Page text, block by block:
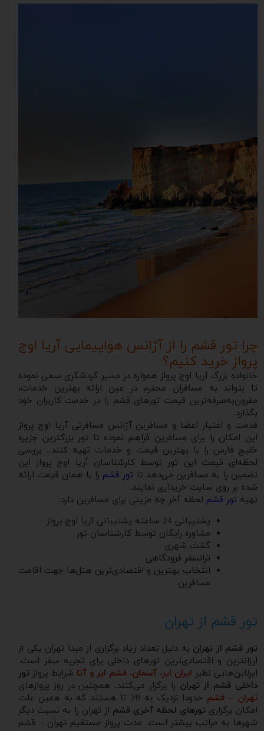
چرا تور قشم را از آژانس هواپیمایی آریا اوج
پرواز خرید کنیم؟
خانواده بزرگ آریا اوج پرواز همواره در مسیر گردشگری سعی نموده
تا بتواند به مسافران محترم در عین ارائه بهترین خدمات،
مقرون‌به‌صرفه‌ترین قیمت تورهای قشم را در خدمت کاربران خود
بگذارد.
قدمت و اعتبار اعضا و مسافرین آژانس مسافرتی آریا اوج پرواز
این امکان را برای مسافرین فراهم نموده تا تور بزرگترین جزیره
خلیج فارس را با بهترین قیمت و خدمات تهیه کنند.. بررسی
لحظه‌ای قیمت این تور توسط کارشناسان آریا اوج پرواز این
تضمین را به مسافرین می‌دهد تا تور قشم را با همان قیمت ارائه
شده بر روی سایت خریداری نمایند.
تهیه تور قشم لحظه آخر چه مزیتی برای مسافرین دارد:
پشتیبانی 24 ساعته پشتیبانی آریا اوج پرواز
مشاوره رایگان توسط کارشناسان تور
گشت شهری
ترانسفر فرودگاهی
انتخاب بهترین و اقتصادی‌ترین هتل‌ها جهت اقامت
مسافرین
تور قشم از تهران
تور قشم از تهران به دلیل تعداد زیاد برگزاری از مبدا تهران یکی از
ارزانترین و اقتصادی‌ترین تورهای داخلی برای تجربه سفر است.
ایرلاین‌هایی نظیر ایران ایر، آسمان، قشم ایر و آتا شرایط پرواز تور
داخلی قشم از تهران را برگزار می‌کنند. همچنین در روز پروازهای
تهران – قشم
حدودا نزدیک به 20 تا هستند که به همین علت
امکان برگزاری تورهای لحظه آخری قشم از تهران را به نسبت دیگر
شهرها به مراتب بیشتر است. مدت پرواز مستقیم تهران – قشم